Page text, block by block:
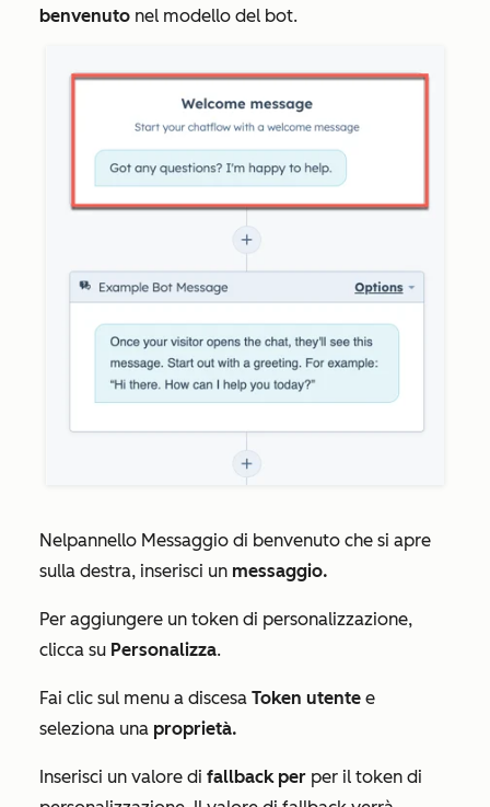
benvenuto nel modello del bot.
Nelpannello Messaggio di benvenuto che si apre
sulla destra, inserisci un messaggio.
Per aggiungere un token di personalizzazione,
clicca su Personalizza.
Fai clic sul menu a discesa Token utente e
seleziona una proprietà.
Inserisci un valore di fallbackper per il token di